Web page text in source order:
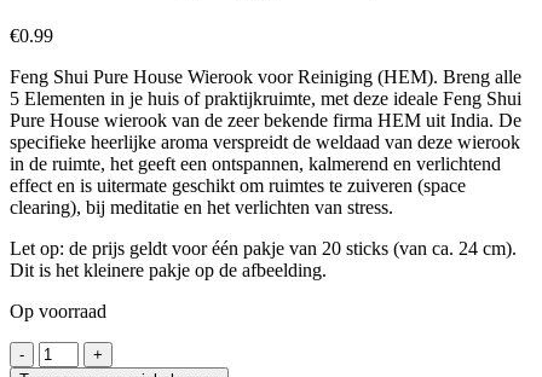
€0.99
Feng Shui Pure House Wierook voor Reiniging (HEM). Breng alle
5 Elementen in je huis of praktijkruimte, met deze ideale Feng Shui
Pure House wierook van de zeer bekende firma HEM uit India. De
specifieke heerlijke aroma verspreidt de weldaad van deze wierook
in de ruimte, het geeft een ontspannen, kalmerend en verlichtend
effect en is uitermate geschikt om ruimtes te zuiveren (space
clearing), bij meditatie en het verlichten van stress.
Let op: de prijs geldt voor één pakje van 20 sticks (van ca. 24 cm).
Dit is het kleinere pakje op de afbeelding.
Op voorraad
Feng